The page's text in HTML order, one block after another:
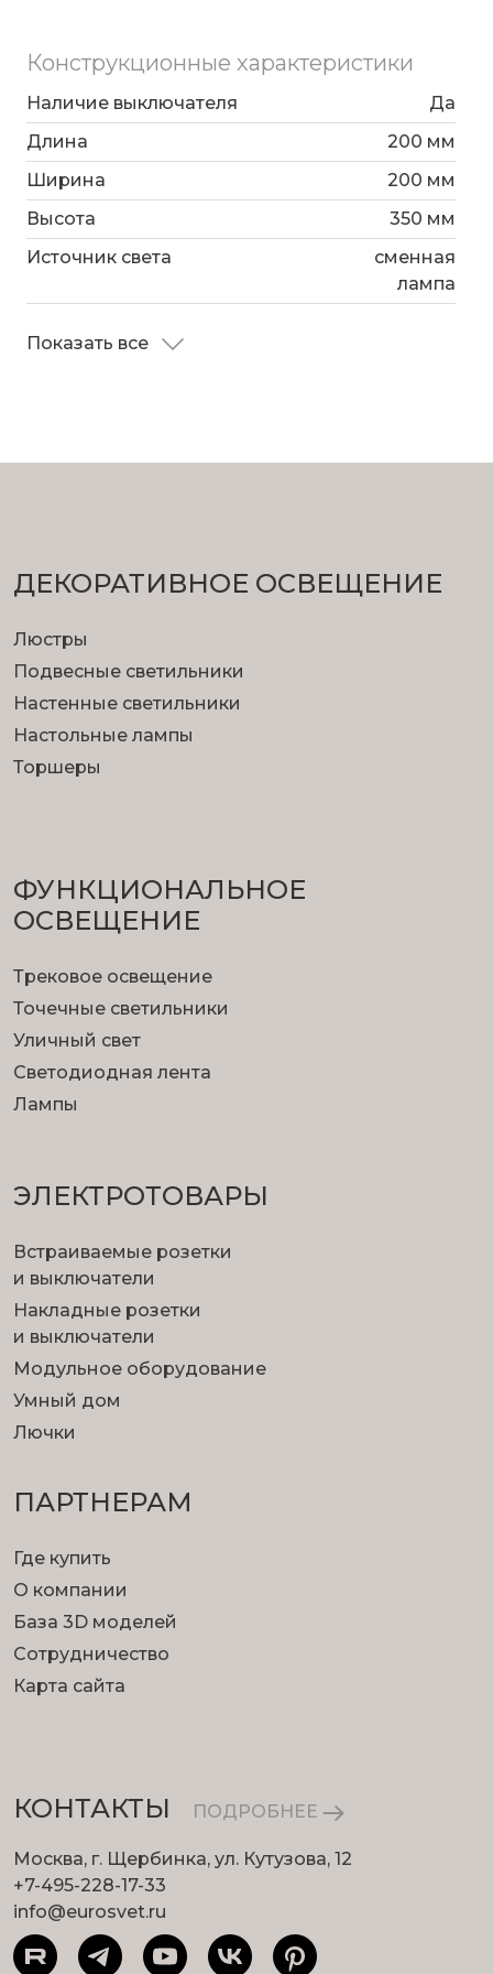
Конструкционные характеристики
Наличие выключателя
Да
Длина
200 мм
Ширина
200 мм
Высота
350 мм
Источник света
сменная
лампа
Показать все
ДЕКОРАТИВНОЕ ОСВЕЩЕНИЕ
Люстры
Подвесные светильники
Настенные светильники
Настольные лампы
Торшеры
ФУНКЦИОНА­ЛЬНОЕ
ОСВЕЩЕНИЕ
Трековое освещение
Точечные светильники
Уличный свет
Светодиодная лента
Лампы
ЭЛЕКТРОТОВАРЫ
Встраиваемые розетки
и выключатели
Накладные розетки
и выключатели
Модульное оборудование
Умный дом
Лючки
ПАРТНЕРАМ
Где купить
О компании
База 3D моделей
Сотрудничество
Карта сайта
КОНТАКТЫ ПОДРОБНЕЕ
Москва, г. Щербинка, ул. Кутузова, 12
+7-495-228-17-33
info@eurosvet.ru